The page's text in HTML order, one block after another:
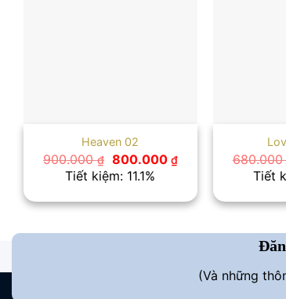
Heaven 02
900.000₫ Giá
gốc
là:
800.000 ₫Giá
hiện
800.000 ₫.
Tiết kiệm: 11.1%
680.000
Tiết
(Và những